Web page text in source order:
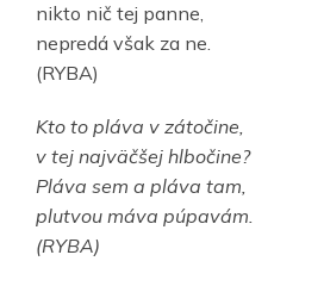
nikto nič tej panne,
nepredá však za ne.
(RYBA)
Kto to pláva v zátočine,
v tej najväčšej hlbočine?
Pláva sem a pláva tam,
plutvou máva púpavám.
(RYBA)